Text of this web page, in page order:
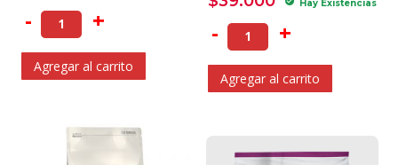
- +
Agregar al carrito
Hay Existencias
- +
Agregar al carrito